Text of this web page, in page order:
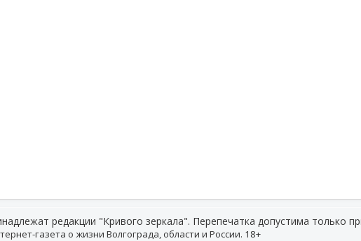
редакции "Кривого зеркала". Перепечатка допустима только
газета о жизни Волгограда, области и России. 18+